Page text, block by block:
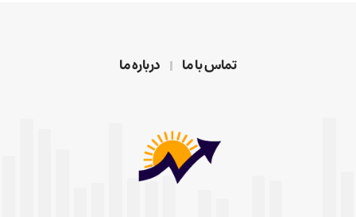
تماس با ما درباره ما